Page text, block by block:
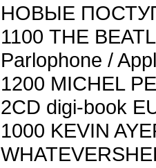
НОВЫЕ
1100 THE
Parlophone /
1200 MICHEL
2CD digi-book
1000 KEVIN